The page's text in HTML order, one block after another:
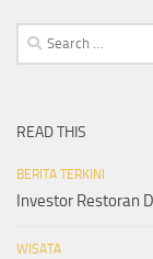
Search
for:
READ THIS
BERITA TERKINI
Investor Restoran
WISATA